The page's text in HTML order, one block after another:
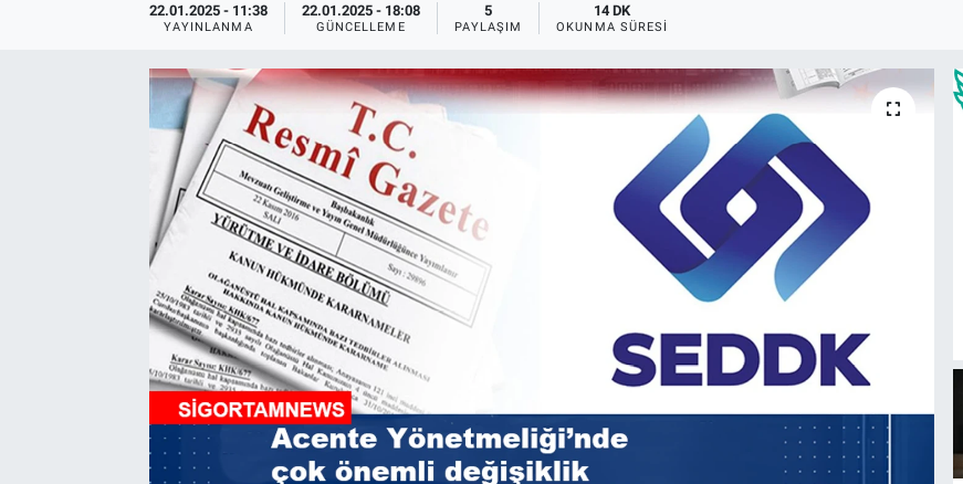
22.01.2025 - 11:38
YAYINLANMA
22.01.2025 - 18:08
GÜNCELLEME
5
PAYLAŞIM
14 DK
OKUNMA SÜRESI